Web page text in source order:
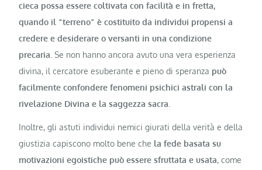
cieca possa essere coltivata con facilità e in fretta,
quando il “terreno” è costituito da individui propensi a
credere e desiderare o versanti in una condizione
precaria. Se non hanno ancora avuto una vera esperienza
divina, il cercatore esuberante e pieno di speranza può
facilmente confondere fenomeni psichici astrali con la
rivelazione Divina e la saggezza sacra.
Inoltre, gli astuti individui nemici giurati della verità e della
giustizia capiscono molto bene che la fede basata su
motivazioni egoistiche può essere sfruttata e usata, come